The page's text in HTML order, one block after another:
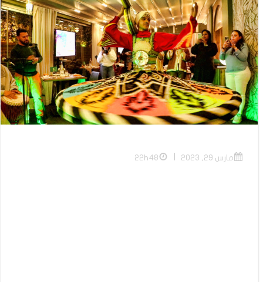
مارس 29, 2023 22h48